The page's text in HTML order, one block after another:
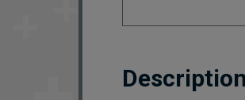
Description